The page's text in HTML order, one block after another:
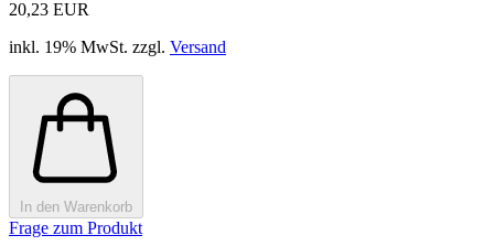
20,23 EUR
inkl. 19% MwSt. zzgl. Versand
In den Warenkorb
Frage zum Produkt